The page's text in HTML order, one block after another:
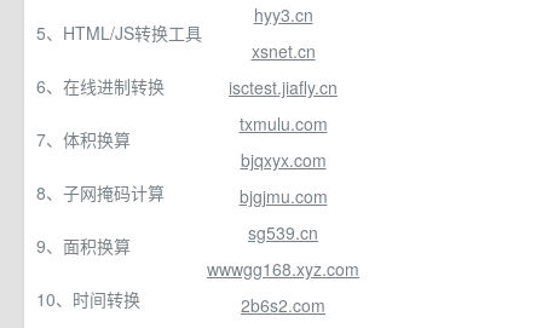
hyy3.cn
xsnet.cn
isctest.jiafly.cn
txmulu.com
bjqxyx.com
bjgjmu.com
sg539.cn
wwwgg168.xyz.com
2b6s2.com
5、HTML/JS转换工具
6、在线进制转换
7、体积换算
8、子网掩码计算
9、面积换算
10、时间转换